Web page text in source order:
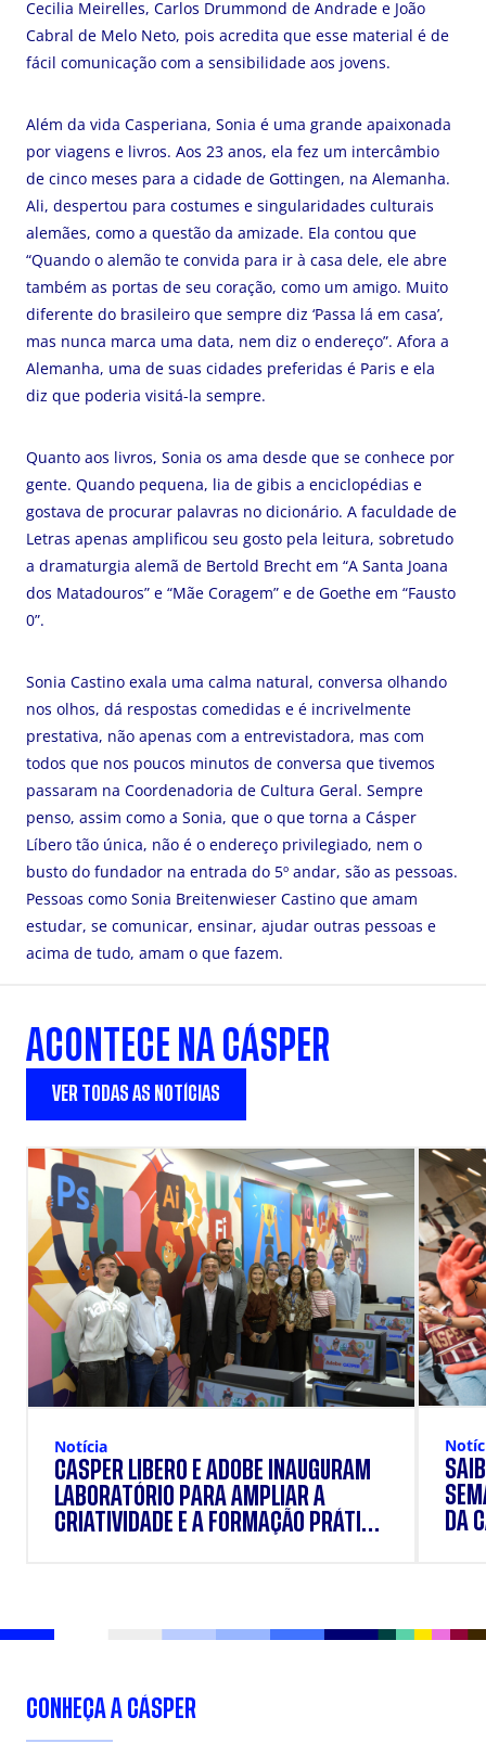
Cecilia Meirelles, Carlos Drummond de Andrade e João
Cabral de Melo Neto, pois acredita que esse material é de
fácil comunicação com a sensibilidade aos jovens.
Além da vida Casperiana, Sonia é uma grande apaixonada
por viagens e livros. Aos 23 anos, ela fez um intercâmbio
de cinco meses para a cidade de Gottingen, na Alemanha.
Ali, despertou para costumes e singularidades culturais
alemães, como a questão da amizade. Ela contou que
“Quando o alemão te convida para ir à casa dele, ele abre
também as portas de seu coração, como um amigo. Muito
diferente do brasileiro que sempre diz ‘Passa lá em casa’,
mas nunca marca uma data, nem diz o endereço”. Afora a
Alemanha, uma de suas cidades preferidas é Paris e ela
diz que poderia visitá-la sempre.
Quanto aos livros, Sonia os ama desde que se conhece por
gente. Quando pequena, lia de gibis a enciclopédias e
gostava de procurar palavras no dicionário. A faculdade de
Letras apenas amplificou seu gosto pela leitura, sobretudo
a dramaturgia alemã de Bertold Brecht em “A Santa Joana
dos Matadouros” e “Mãe Coragem” e de Goethe em “Fausto
0”.
Sonia Castino exala uma calma natural, conversa olhando
nos olhos, dá respostas comedidas e é incrivelmente
prestativa, não apenas com a entrevistadora, mas com
todos que nos poucos minutos de conversa que tivemos
passaram na Coordenadoria de Cultura Geral. Sempre
penso, assim como a Sonia, que o que torna a Cásper
Líbero tão única, não é o endereço privilegiado, nem o
busto do fundador na entrada do 5º andar, são as pessoas.
Pessoas como Sonia Breitenwieser Castino que amam
estudar, se comunicar, ensinar, ajudar outras pessoas e
acima de tudo, amam o que fazem.
ACONTECE NA CÁSPER
VER TODAS AS NOTÍCIAS
Notícia
CÁSPER LÍBERO E ADOBE INAUGURAM
LABORATÓRIO PARA AMPLIAR A
CRIATIVIDADE E A FORMAÇÃO PRÁTICA
DA
CONHEÇA A CÁSPER